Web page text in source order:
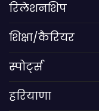
रिलेशनशिप
शिक्षा/कैरियर
स्पोर्ट्स
हरियाणा